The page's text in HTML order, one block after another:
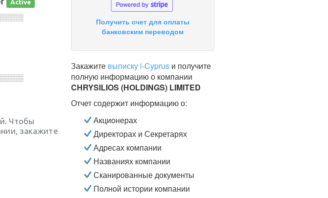
Active
Чтобы
закажите
Получить счет для оплаты
банковским переводом
Закажите выписку i-Cyprusи получите
полную информацию о компании
CHRYSILIOS (HOLDINGS) LIMITED
Отчет содержит информацию о:
Акционерах
Директорах и Секретарях
Адресах компании
Названиях компании
Сканированные документы
Полной истории компании